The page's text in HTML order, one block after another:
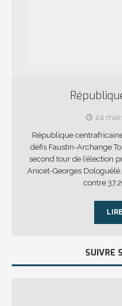
24
République
défis Faustin-Archange
second tour de l’élection
Anicet-Georges
contre
SUIVRE